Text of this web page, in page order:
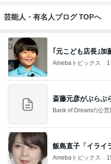
芸能人・有名人ブログ TOPへ
｢元こども店長｣
Amebaトピックス
斎藤元彦がぶらぶ
Bank of Dreamの公営
飯島直子「イライ
Amebaトピックス